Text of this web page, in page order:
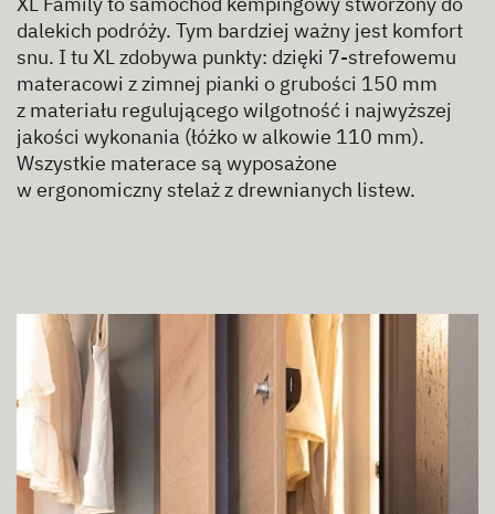
dalekich podróży. Tym bardziej ważny jest komfort
snu. I tu XL zdobywa punkty: dzięki 7-strefowemu
materacowi z zimnej pianki o grubości 150 mm
z materiału regulującego wilgotność i najwyższej
jakości wykonania (łóżko w alkowie 110 mm).
Wszystkie materace są wyposażone
w ergonomiczny stelaż z drewnianych listew.